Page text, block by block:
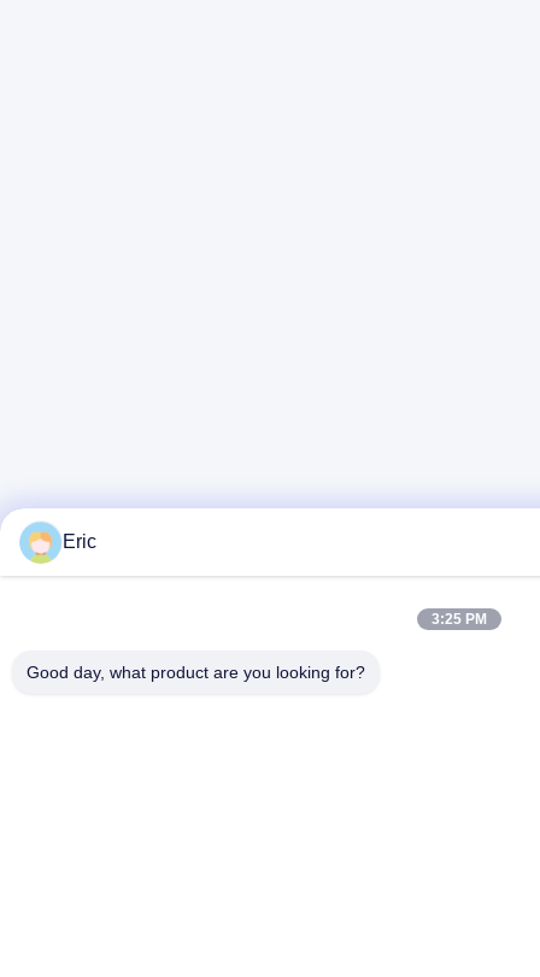
Eric
3:25 PM
Good day, what product are you looking for?